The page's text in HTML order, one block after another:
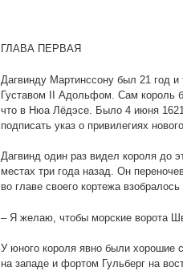
ГЛАВА ПЕРВАЯ
Дагвинду Мартинссону был 21 год
Густавом II Адольфом. Сам король
что в Нюа Лёдэсе. Было 4 июня
подписать указ о привилегиях
Дагвинд один раз видел короля до
местах три года назад. Он
во главе своего кортежа
– Я желаю, чтобы морские ворота
У юного короля явно были хорошие
на западе и фортом Гульберг на